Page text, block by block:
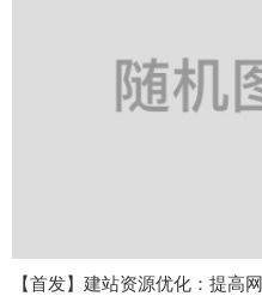
【首发】建站资源优化：提高